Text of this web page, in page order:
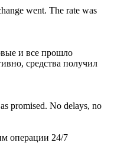
went. The rate was
и все прошло
средства получил
promised. No delays, no
операции 24/7